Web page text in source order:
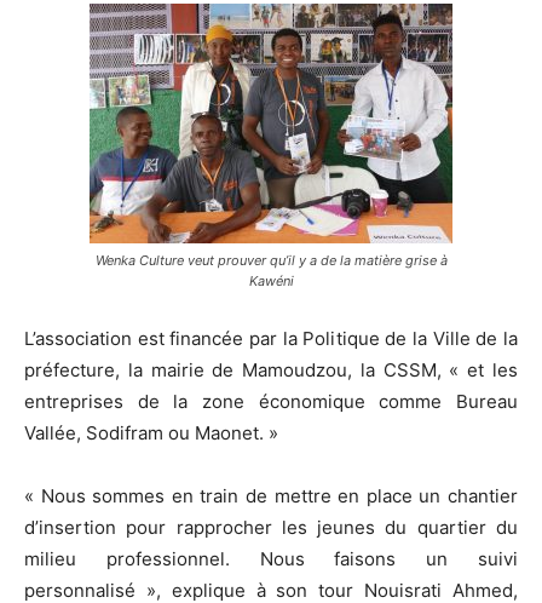
Wenka Culture veut prouver qu’il y a de la matière grise à
Kawéni
L’association est financée par la Politique de la Ville de la
préfecture, la mairie de Mamoudzou, la CSSM, « et les
entreprises de la zone économique comme Bureau
Vallée, Sodifram ou Maonet. »
« Nous sommes en train de mettre en place un chantier
d’insertion pour rapprocher les jeunes du quartier du
milieu professionnel. Nous faisons un suivi
personnalisé », explique à son tour Nouisrati Ahmed,